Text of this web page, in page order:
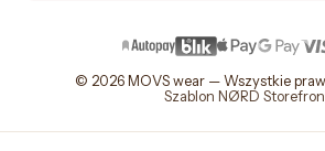
© 2026 MOVS wear — Wszystkie
Szablon NØRD